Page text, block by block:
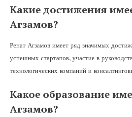
Какие достижения
Агзамов?
Ренат Агзамов имеет ряд значимых
успешных стартапов, участие в
технологических компаний и
Какое образование
Агзамов?